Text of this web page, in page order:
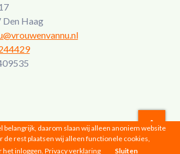
Den Haag
Nu © 2026 |Privacyverklaring
belangrijk, daarom slaan wij alleen anoniem website
de rest plaatsen wij alleen functionele cookies,
het inloggen. Privacy verklaring Sluiten